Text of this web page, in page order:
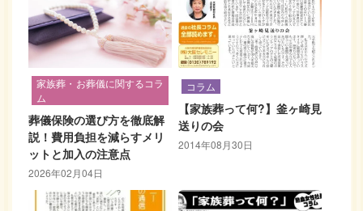
家族葬・お葬儀に関するコラ
ム
葬儀保険の選び方を徹底解
説！費用負担を減らすメリ
ットと加入の注意点
2026年02月04日
コラム
【家族葬って何?】釜ヶ崎見
送りの会
2014年08月30日